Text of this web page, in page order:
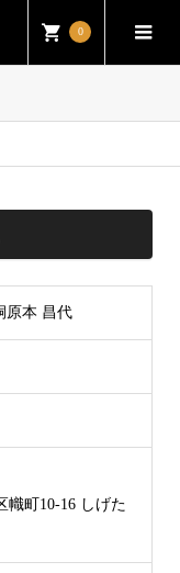
0
本 昌代
幟町10-16 しげた